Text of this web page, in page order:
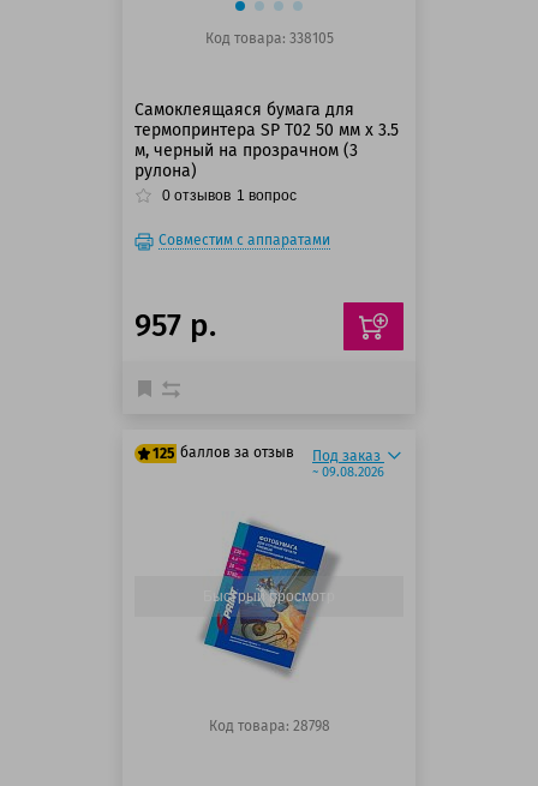
Код товара: 338105
Самоклеящаяся бумага для
термопринтера SP T02 50 мм x 3.5
м, черный на прозрачном (3
рулона)
0 отзывов 1 вопрос
Совместим с аппаратами
957 р.
125 баллов за отзыв
125 баллов
125 баллов
Под заказ
~ 09.08.2026
Быстрый просмотр
Код товара: 28798